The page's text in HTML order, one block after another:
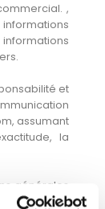
,
et
assumant
la
générales
de tout